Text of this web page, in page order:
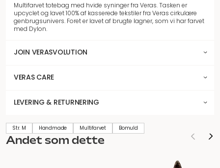
Multifarvet totebag med hvide syninger fra Veras. Tasken er
upcyclet og lavet 100% af kasserede tekstiler fra Veras cirkulære
genbrugsunivers. Foret er lavet af brugte lagner, som vi har farvet
med Dylon.
JOIN VERASVOLUTION
VERAS CARE
LEVERING & RETURNERING
Str. M Handmade Multifarvet Bomuld
Andet som dette